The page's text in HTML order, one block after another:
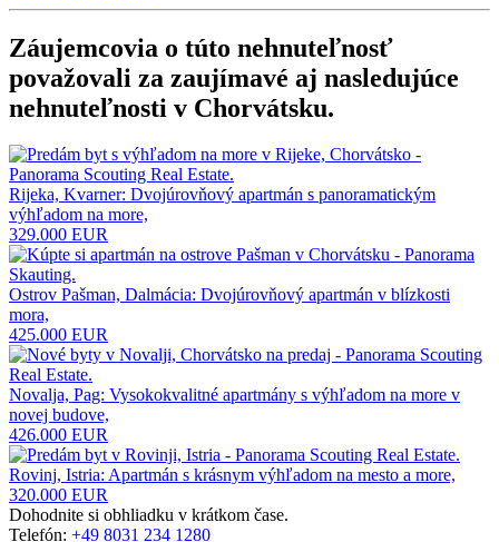
Záujemcovia o túto nehnuteľnosť
považovali za zaujímavé aj nasledujúce
nehnuteľnosti v Chorvátsku.
Rijeka, Kvarner: Dvojúrovňový apartmán s panoramatickým
výhľadom na more,
329.000 EUR
Ostrov Pašman, Dalmácia: Dvojúrovňový apartmán v blízkosti
mora,
425.000 EUR
Novalja, Pag: Vysokokvalitné apartmány s výhľadom na more v
novej budove,
426.000 EUR
Rovinj, Istria: Apartmán s krásnym výhľadom na mesto a more,
320.000 EUR
Dohodnite si obhliadku v krátkom čase.
Telefón: +49 8031 234 1280